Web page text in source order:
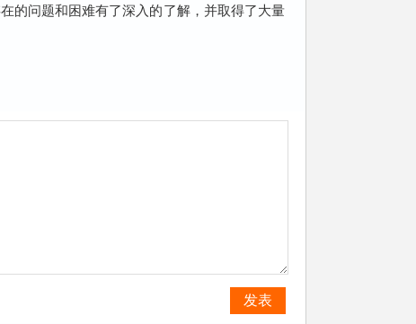
的问题和困难有了深入的了解，并取得了大量
发表